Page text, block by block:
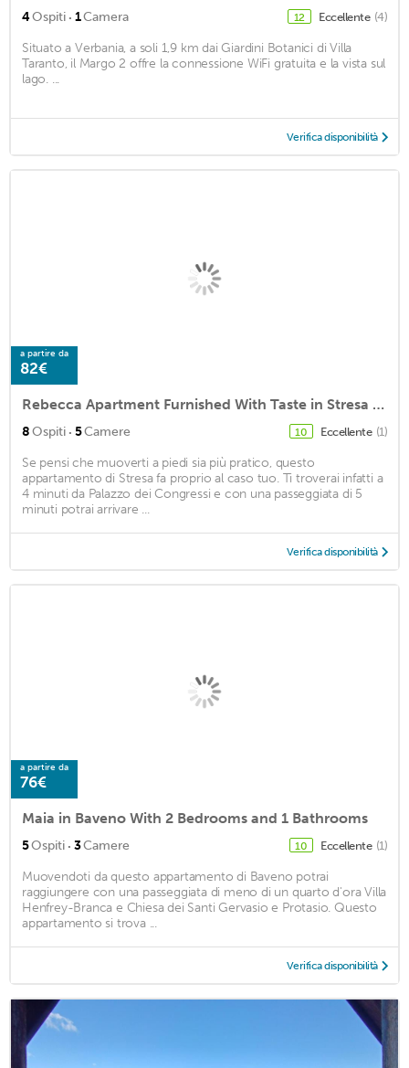
4Ospiti · 1Camera 12 Eccellente (4)
Situato a Verbania, a soli 1,9 km dai Giardini Botanici di Villa
Taranto, il Margo 2 offre la connessione WiFi gratuita e la vista sul
lago. ...
Verifica disponibilità
a partire da
82€
Rebecca Apartment Furnished With Taste in Stresa City Center
8Ospiti · 5Camere 10 Eccellente (1)
Se pensi che muoverti a piedi sia più pratico, questo
appartamento di Stresa fa proprio al caso tuo. Ti troverai infatti a
4 minuti da Palazzo dei Congressi e con una passeggiata di 5
minuti potrai arrivare ...
Verifica disponibilità
a partire da
76€
Maia in Baveno With 2 Bedrooms and 1 Bathrooms
5Ospiti · 3Camere 10 Eccellente (1)
Muovendoti da questo appartamento di Baveno potrai
raggiungere con una passeggiata di meno di un quarto d'ora Villa
Henfrey-Branca e Chiesa dei Santi Gervasio e Protasio. Questo
appartamento si trova ...
Verifica disponibilità